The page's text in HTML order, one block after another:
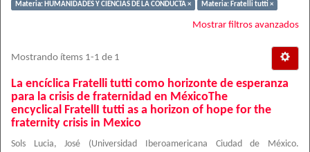
Materia: HUMANIDADES Y CIENCIAS DE LA CONDUCTA ×
Materia: Fratelli tutti ×
Mostrar filtros avanzados
Mostrando ítems 1-1 de 1
La encíclica Fratelli tutti como horizonte de esperanza
para la crisis de fraternidad en MéxicoThe
encyclical FratellI tutti as a horizon of hope for the
fraternity crisis in Mexico
Sols Lucia, José (Universidad Iberoamericana Ciudad de México.